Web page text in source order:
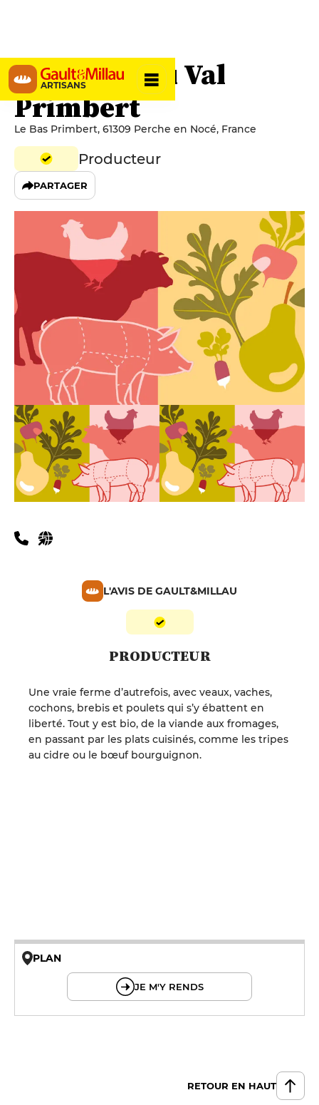
ARTISANS
La Ferme du Val
Primbert
Le Bas Primbert, 61309 Perche en Nocé, France
Producteur
PARTAGER
L'AVIS DE GAULT&MILLAU
PRODUCTEUR
Une vraie ferme d’autrefois, avec veaux, vaches,
cochons, brebis et poulets qui s’y ébattent en
liberté. Tout y est bio, de la viande aux fromages,
en passant par les plats cuisinés, comme les tripes
au cidre ou le bœuf bourguignon.
PLAN
JE M'Y RENDS
RETOUR EN HAUT